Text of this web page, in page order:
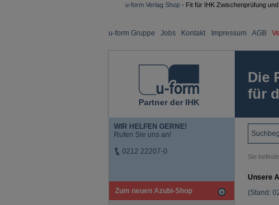
u-form Verlag Shop - Fit für IHK Zwischenprüfung
u-form Gruppe Jobs Kontakt Impressum AGB
Partner der IHK
Die
für
WIR HELFEN GERNE!
Rufen Sie uns an!
0212 22207-0
Zum neuen Azubi-Shop
Sie
Unsere
(Stand: